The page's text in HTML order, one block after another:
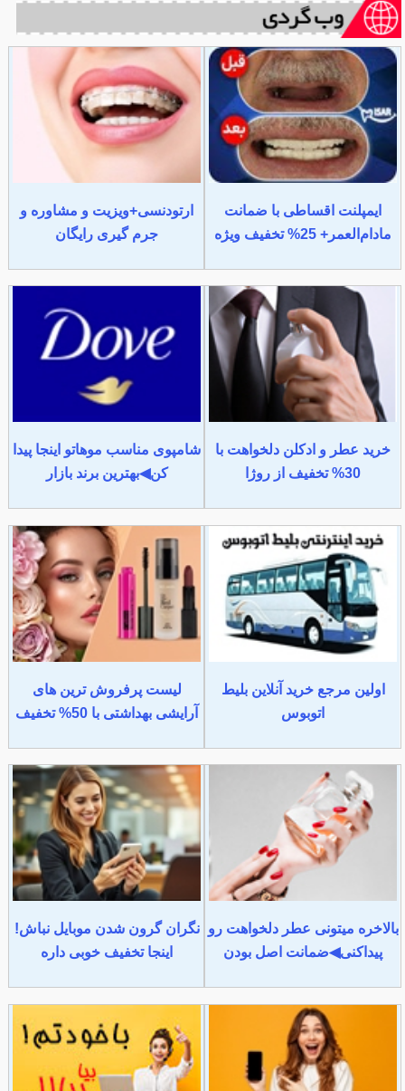
ایمپلنت اقساطی با ضمانت
مادام‌العمر+ 25% تخفیف ویژه
ارتودنسی+ویزیت و مشاوره و
جرم گیری رایگان
خرید عطر و ادکلن دلخواهت با
30% تخفیف از روژا
شامپوی مناسب موهاتو اینجا پیدا
کن◀بهترین برند بازار
اولین مرجع خرید آنلاین بلیط
اتوبوس
لیست پرفروش ترین های
آرایشی بهداشتی با 50% تخفیف
بالاخره میتونی عطر دلخواهت رو
پیداکنی◀ضمانت اصل بودن
نگران گرون شدن موبایل نباش!
اینجا تخفیف خوبی داره